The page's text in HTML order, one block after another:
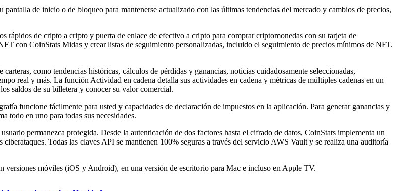
de inicio o de bloqueo para mantenerse actualizado con las últimas tendencias del mercado y cambios de precios,
de cripto a cripto y puerta de enlace de efectivo a cripto para comprar criptomonedas con su tarjeta de
con CoinStats Midas y crear listas de seguimiento personalizadas, incluido el seguimiento de precios mínimos de NFT.
como tendencias históricas, cálculos de pérdidas y ganancias, noticias cuidadosamente seleccionadas,
real y más. La función Actividad en cadena detalla sus actividades en cadena y métricas de múltiples cadenas en un
saldos de su billetera y conocer su valor comercial.
funcione fácilmente para usted y capacidades de declaración de impuestos en la aplicación. Para generar ganancias y
todo en uno para todas sus necesidades.
permanezca protegida. Desde la autenticación de dos factores hasta el cifrado de datos, CoinStats implementa un
Todas las claves API se mantienen 100% seguras a través del servicio AWS Vault y se realiza una auditoría
versiones móviles (iOS y Android), en una versión de escritorio para Mac e incluso en Apple TV.